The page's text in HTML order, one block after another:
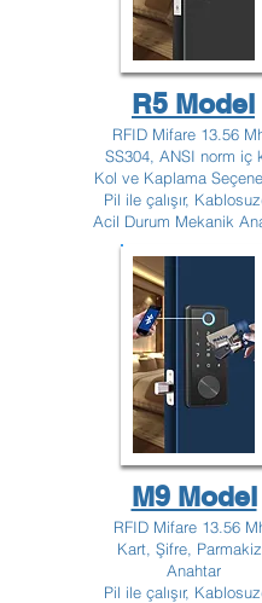
R5 Model
RFID Mifare 13.56
SS304, ANSI norm iç
Kol ve Kaplama
Pil ile çalışır,
Acil Durum Mekanik
M9 Model
RFID Mifare 13.56
Kart, Şifre,
Anahtar
Pil ile çalışır,